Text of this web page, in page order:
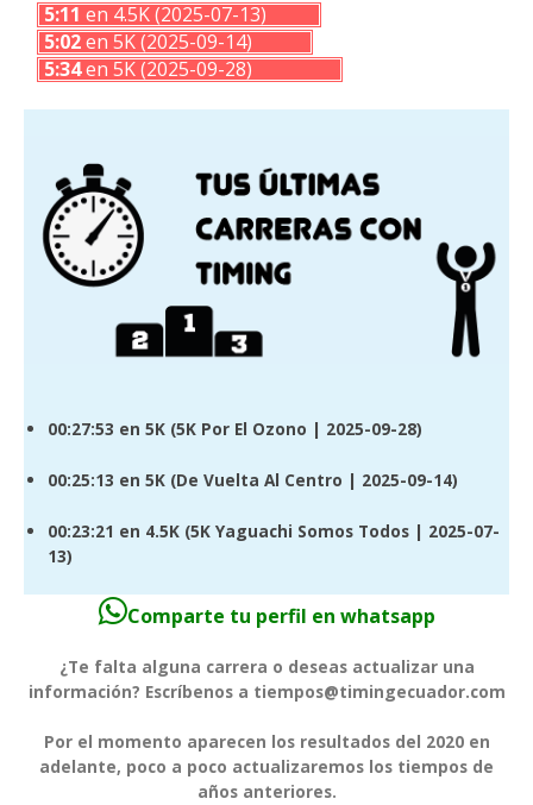
5:11 en 4.5K (2025-07-13)
5:02en 5K (2025-09-14)
5:34en 5K (2025-09-28)
00:27:53 en 5K (5K Por El Ozono | 2025-09-28)
00:25:13 en 5K (De Vuelta Al Centro | 2025-09-14)
00:23:21 en 4.5K (5K Yaguachi Somos Todos | 2025-07-
13)
Comparte tu perfil en whatsapp
¿Te falta alguna carrera o deseas actualizar una
información? Escríbenos a tiempos@timingecuador.com
Por el momento aparecen los resultados del 2020 en
adelante, poco a poco actualizaremos los tiempos de
años anteriores.